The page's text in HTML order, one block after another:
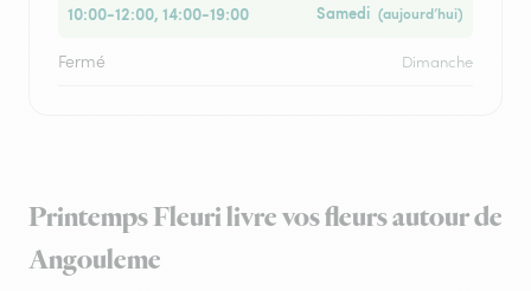
10:00-12:00, 14:00-19:00 Samedi (aujourd’hui)
Fermé Dimanche
Printemps Fleuri livre vos fleurs autour de
Angouleme